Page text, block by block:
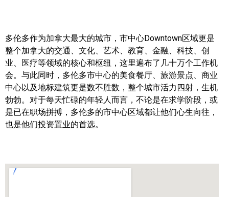
查询房源
帮您卖房
多伦多地产
楼花大全
大多伦多地区楼花开发商名录
多伦多作为加拿大最大的城市，市中心Downtown区域更是
整个加拿大的交通、文化、艺术、教育、金融、科技、创
业、医疗等领域的核心和枢纽，这里遍布了几十万个工作机
会。与此同时，多伦多市中心的美食餐厅、旅游景点、商业
中心以及地标建筑更是数不胜数，整个城市活力四射，生机
勃勃。对于每天忙碌的年轻人而言，不论是在求学阶段，或
是已在职场拼搏，多伦多的市中心区域都让他们心生向往，
也是他们投资置业的首选。